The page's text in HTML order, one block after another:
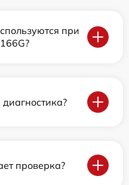
при
диагностика?
проверка?